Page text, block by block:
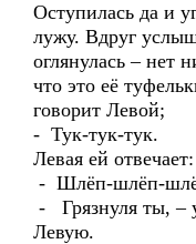
Оступилась да и
лужу. Вдруг
оглянулась – нет
что это её
говорит Левой;
- Тук-тук-тук.
Левая ей отвечает:
- Шлёп-шлёп-
- Грязнуля ты, –
Левую.